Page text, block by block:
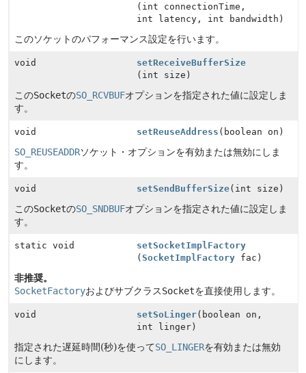
(int connectionTime,
int latency, int bandwidth)
このソケットのパフォーマンス設定を行います。
void
setReceiveBufferSize
(int size)
このSocketのSO_RCVBUFオプションを指定された値に設定しま
す。
void setReuseAddress (boolean on)
SO_REUSEADDRソケット・オプションを有効または無効にしま
す。
void setSendBufferSize(int size)
このSocketのSO_SNDBUFオプションを指定された値に設定しま
す。
static void
setSocketImplFactory
(SocketImplFactory fac)
非推奨。
SocketFactoryおよびサブクラスSocketを直接使用します。
void setSoLinger(boolean on,
int linger)
指定された遅延時間(秒)を使ってSO_LINGERを有効または無効
にします。